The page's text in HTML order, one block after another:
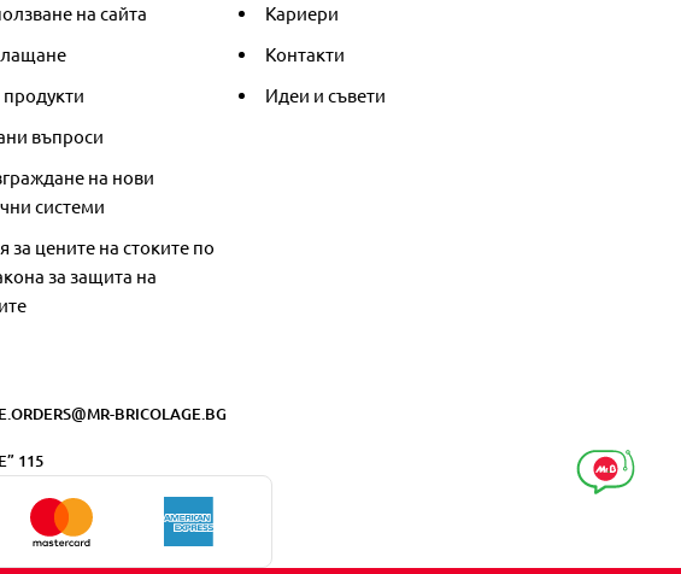
на сайта
въпроси
на нови
системи
цените на стоките по
за защита на
Кариери
Контакти
Идеи и съвети
BRICOLAGE.BG
115